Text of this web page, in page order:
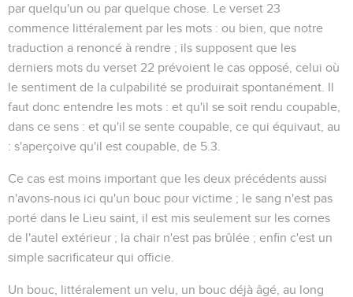
par quelqu'un ou par quelque chose. Le verset 23
commence littéralement par les mots : ou bien , que notre
traduction a renoncé à rendre ; ils supposent que les
derniers mots du verset 22 prévoient le cas opposé, celui où
le sentiment de la culpabilité se produirait spontanément. Il
faut donc entendre les mots : et qu'il se soit rendu coupable
dans ce sens : et qu'il se sente coupable, ce qui équivaut, au
: s'aperçoive qu'il est coupable , de 5.3
Ce cas est moins important que les deux précédents aussi
n'avons-nous ici qu'un bouc pour victime ; le sang n'est pas
porté dans le Lieu saint, il est mis seulement sur les cornes
de l'autel extérieur ; la chair n'est pas brûlée ; enfin c'est un
simple sacrificateur qui officie.
Un bouc , littéralement un velu , un bouc déjà âgé, au long